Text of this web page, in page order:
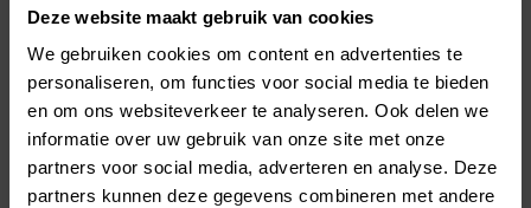
Deze website maakt gebruik van cookies
We gebruiken cookies om content en advertenties te
personaliseren, om functies voor social media te bieden
en om ons websiteverkeer te analyseren. Ook delen we
informatie over uw gebruik van onze site met onze
partners voor social media, adverteren en analyse. Deze
partners kunnen deze gegevens combineren met andere
MEEST VERKOCHTE GLAS
HR++ Isolatieglas
Gehard glas